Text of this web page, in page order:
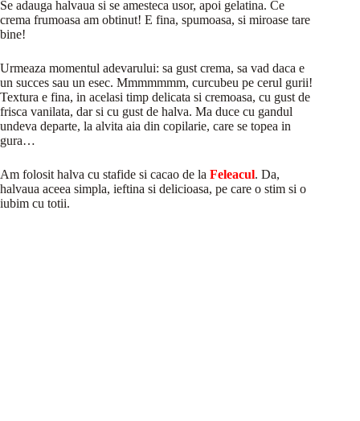
Se adauga halvaua si se amesteca usor, apoi gelatina. Ce
crema frumoasa am obtinut! E fina, spumoasa, si miroase tare
bine!
Urmeaza momentul adevarului: sa gust crema, sa vad daca e
un succes sau un esec. Mmmmmmm, curcubeu pe cerul gurii!
Textura e fina, in acelasi timp delicata si cremoasa, cu gust de
frisca vanilata, dar si cu gust de halva. Ma duce cu gandul
undeva departe, la alvita aia din copilarie, care se topea in
gura…
Am folosit halva cu stafide si cacao de la Feleacul. Da,
halvaua aceea simpla, ieftina si delicioasa, pe care o stim si o
iubim cu totii.